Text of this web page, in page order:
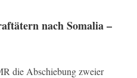
nach Somalia –
die Abschiebung zweier